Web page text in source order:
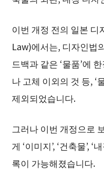
이번 개정 전의 일본
Law)에서는, 디자인법
드백과 같은 ‘물품’에
나 고체 이외의 것 등, ‘
제외되었습니다.
그러나 이번 개정으로
게 ‘이미지’, ‘건축물’,
록이 가능해졌습니다.